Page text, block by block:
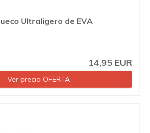
Ultraligero de EVA
14,95 EUR
Ver precio OFERTA